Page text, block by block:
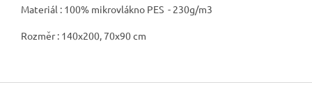
Materiál : 100% mikrovlákno PES - 230g/m3
Rozměr : 140x200, 70x90 cm
Z